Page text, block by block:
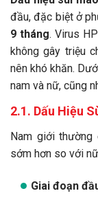
đầu, đặc biệt ở
9 tháng. Virus
không gây triệu
nên khó khăn.
nam và nữ, cũng
2.1. Dấu Hiệu
Nam giới thường
sớm hơn so với
Giai đoạn